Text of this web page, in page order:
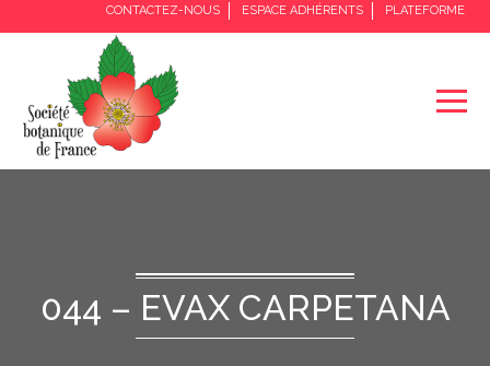
CONTACTEZ-NOUS ESPACE ADHÉRENTS PLATEFORME
044 – EVAX CARPETANA